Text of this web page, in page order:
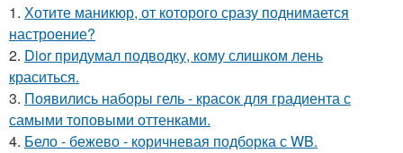
1. Хотите маникюр, от которого сразу поднимается
настроение?
2. Dior придумал подводку, кому слишком лень
краситься.
3. Появились наборы гель - красок для градиента с
самыми топовыми оттенками.
4. Бело - бежево - коричневая подборка с WB.